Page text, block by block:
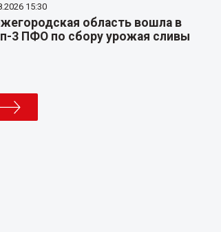
15:30
область вошла в
3 ПФО по сбору урожая сливы